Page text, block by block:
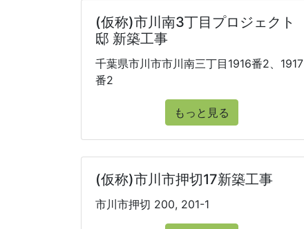
(仮称)市川南3丁目プロジェクト
邸 新築工事
千葉県市川市市川南三丁目1916番2、1917
番2
もっと見る
(仮称)市川市押切17新築工事
市川市押切 200, 201-1